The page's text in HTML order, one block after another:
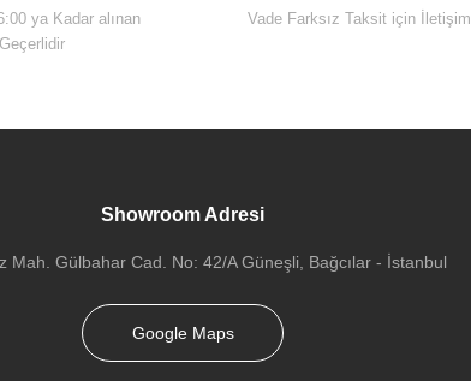
ya Kadar alınan
Vade Farksız Taksit için
Showroom Adresi
Mah. Gülbahar Cad. No: 42/A Güneşli, Bağcılar - İstanbul
Google Maps